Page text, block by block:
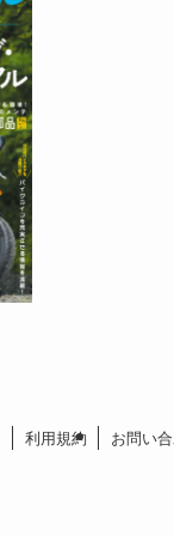
利用規約 お問い